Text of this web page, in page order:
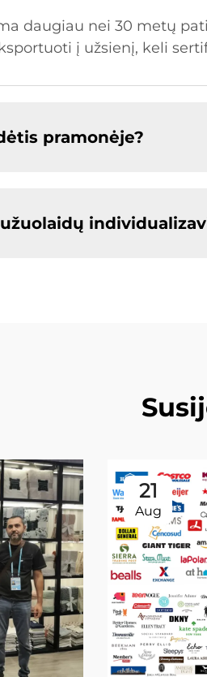
daugiau nei 30 metų
į užsienį, keli
pramonėje?
21
Aug